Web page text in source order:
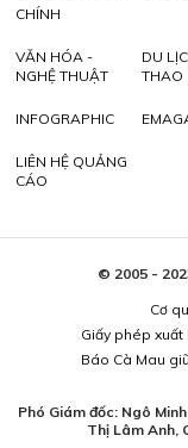
CHÍNH
VĂN HÓA -
NGHỆ THUẬT
DU
THAO
INFOGRAPHIC
LIÊN HỆ QUẢNG
CÁO
© 2005 -
Cơ
Giấy phép xuất
Báo Cà Mau
Phó Giám đốc: Ngô
Thị Lâm Anh,